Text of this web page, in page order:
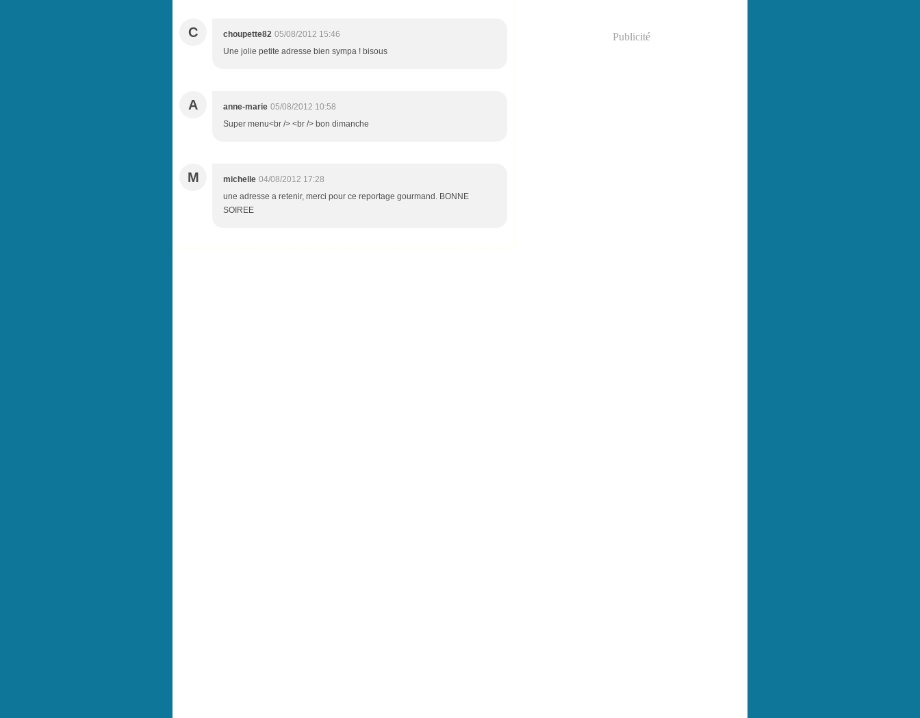
C choupette82 05/08/2012 15:46
Une jolie petite adresse bien sympa ! bisous
A anne-marie 05/08/2012 10:58
Super menu<br /> <br /> bon dimanche
M michelle 04/08/2012 17:28
une adresse a retenir, merci pour ce reportage gourmand. BONNE
SOIREE
Publicité